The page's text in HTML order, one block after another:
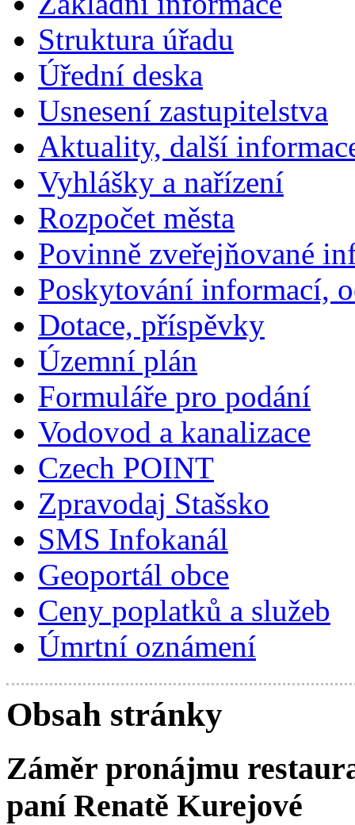
Struktura úřadu
Úřední deska
Usnesení zastupitelstva
Aktuality, další
Vyhlášky a nařízení
Rozpočet města
Povinně zveřejňované
Poskytování informací,
Dotace, příspěvky
Územní plán
Formuláře pro podání
Vodovod a kanalizace
Czech POINT
Zpravodaj Stašsko
SMS Infokanál
Geoportál obce
Ceny poplatků a služeb
Úmrtní oznámení
Obsah stránky
Záměr pronájmu
paní Renatě Kurejové